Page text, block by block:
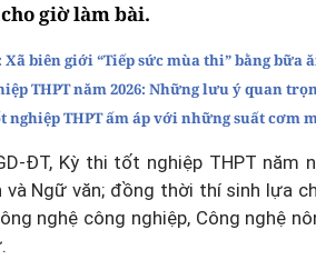
giờ làm bài.
biên giới “Tiếp sức mùa thi” bằng bữa
THPT năm 2026: Những lưu ý quan
nghiệp THPT ấm áp với những suất cơm
ĐT, Kỳ thi tốt nghiệp THPT
và Ngữ văn; đồng thời thí sinh lựa
nghệ công nghiệp, Công nghệ